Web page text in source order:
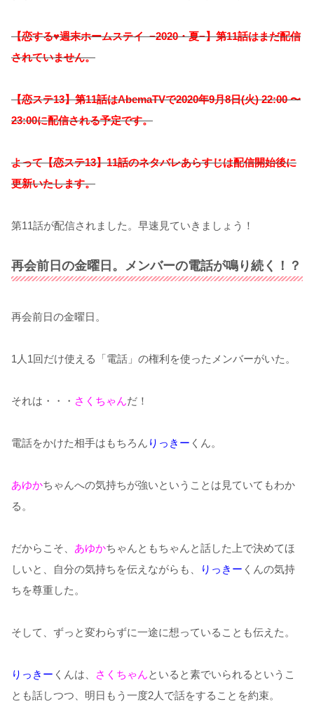
【恋する♥週末ホームステイ −2020・夏−】第11話はまだ配信
されていません。
【恋ステ13】第11話はAbemaTVで2020年9月8日(火) 22:00 〜
23:00に配信される予定です。
よって【恋ステ13】11話のネタバレあらすじは配信開始後に
更新いたします。
第11話が配信されました。早速見ていきましょう！
再会前日の金曜日。メンバーの電話が鳴り続く！？
再会前日の金曜日。
1人1回だけ使える「電話」の権利を使ったメンバーがいた。
それは・・・ さくちゃんだ！
電話をかけた相手はもちろん りっきー くん。
あゆかちゃんへの気持ちが強いということは見ていてもわか
る。
だからこそ、 あゆかちゃんともちゃんと話した上で決めてほ
しいと、自分の気持ちを伝えながらも、
りっきー くんの気持
ちを尊重した。
そして、ずっと変わらずに一途に想っていることも伝えた。
りっきー くんは、 さくちゃんといると素でいられるというこ
とも話しつつ、明日もう一度2人で話をすることを約束。